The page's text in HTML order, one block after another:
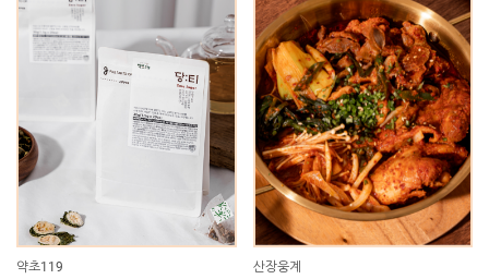
약초119 산장웅계